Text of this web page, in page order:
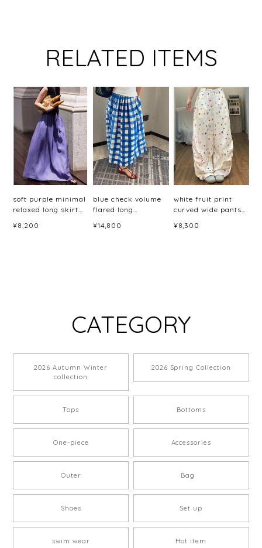
RELATED ITEMS
soft purple minimal
relaxed long skirt
¥8,200
blue check volume
flared long
¥14,800
white fruit print
curved wide pants
¥8,300
CATEGORY
2026 Autumn Winter
collection
2026 Spring Collection
Tops Bottoms
One-piece Accessories
Outer Bag
Shoes Set up
swim wear Hot item